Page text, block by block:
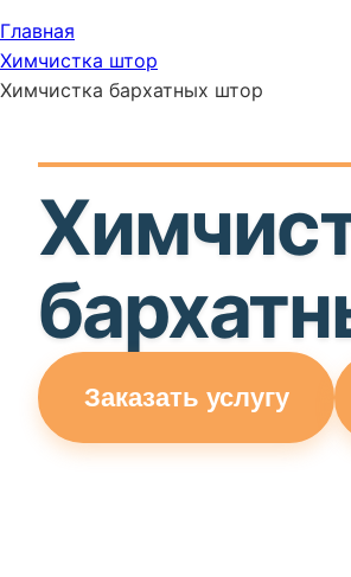
Главная
Химчистка штор
Химчистка бархатных штор
Заказать услугу